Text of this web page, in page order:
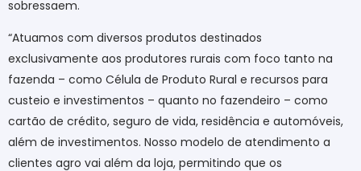
sobressaem.
“Atuamos com diversos produtos destinados
exclusivamente aos produtores rurais com foco tanto na
fazenda – como Célula de Produto Rural e recursos para
custeio e investimentos – quanto no fazendeiro – como
cartão de crédito, seguro de vida, residência e automóveis,
além de investimentos. Nosso modelo de atendimento a
clientes agro vai além da loja, permitindo que os